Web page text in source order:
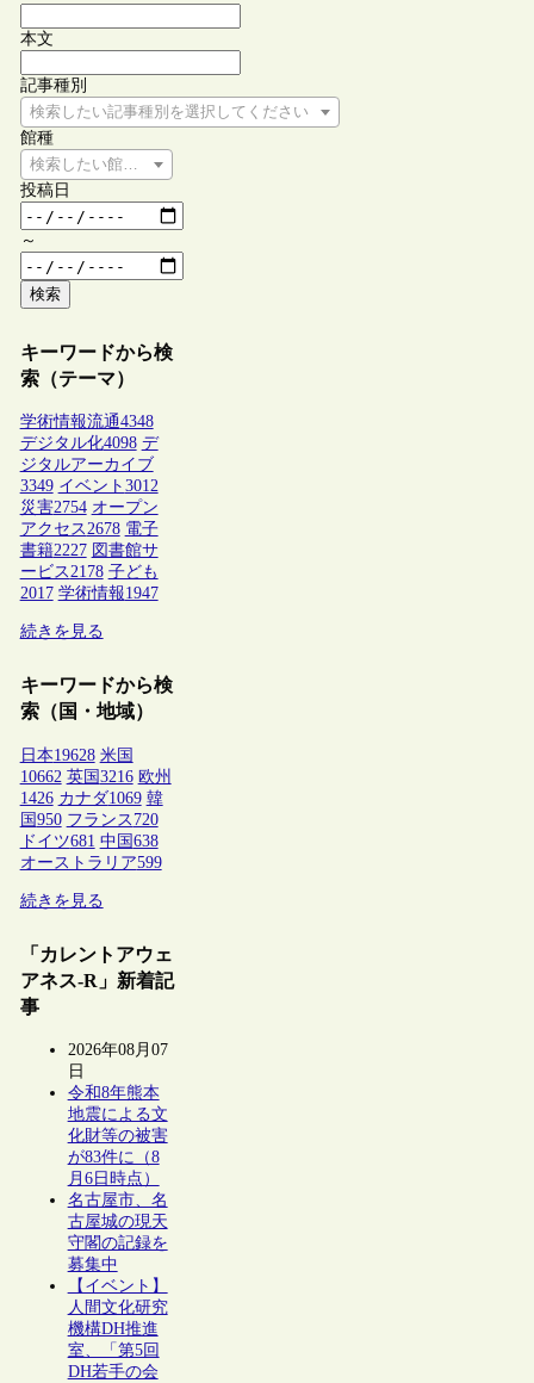
本文
記事種別
検索したい記事種別を選択してください
館種
検索したい館種を選択してください
投稿日
～
検索
キーワードから検
索（テーマ）
学術情報流通4348
デジタル化4098 デ
ジタルアーカイブ
3349 イベント 3012
災害2754 オープン
アクセス2678 電子
書籍2227 図書館サ
ービス2178 子ども
2017 学術情報1947
続きを見る
キーワードから検
索（国・地域）
日本19628 米国
10662 英国3216 欧州
1426 カナダ1069 韓
国950 フランス 720
ドイツ681 中国638
オーストラリア599
続きを見る
「カレントアウェ
アネス-R」新着記
事
2026年08月07
日
令和8年熊本
地震による文
化財等の被害
が83件に（8
月6日時点）
名古屋市、名
古屋城の現天
守閣の記録を
募集中
【イベント】
人間文化研究
機構DH推進
室、「第5回
DH若手の会